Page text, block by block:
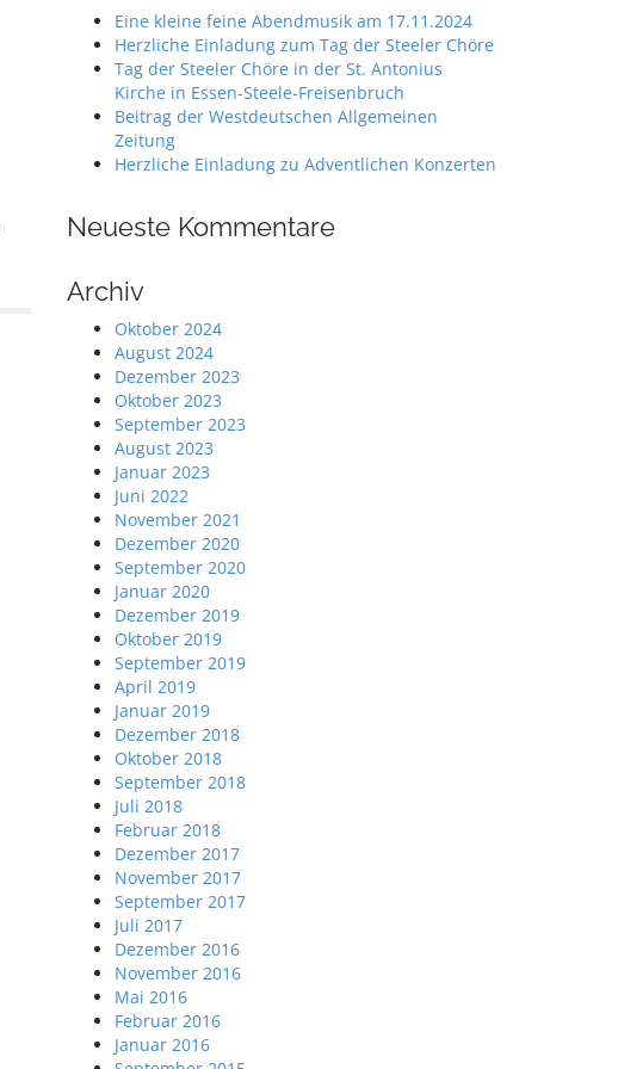
Eine kleine feine Abendmusik am 17.11.2024
Herzliche Einladung zum Tag der Steeler Chöre
Tag der Steeler Chöre in der St. Antonius
Kirche in Essen-Steele-Freisenbruch
Beitrag der Westdeutschen Allgemeinen
Zeitung
Herzliche Einladung zu Adventlichen Konzerten
Neueste Kommentare
Archiv
Oktober 2024
August 2024
Dezember 2023
Oktober 2023
September 2023
August 2023
Januar 2023
Juni 2022
November 2021
Dezember 2020
September 2020
Januar 2020
Dezember 2019
Oktober 2019
September 2019
April 2019
Januar 2019
Dezember 2018
Oktober 2018
September 2018
Juli 2018
Februar 2018
Dezember 2017
November 2017
September 2017
Juli 2017
Dezember 2016
November 2016
Mai 2016
Februar 2016
Januar 2016